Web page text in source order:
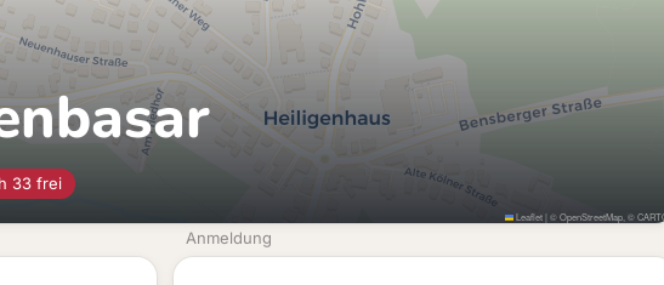
Anmeldung
33 frei
Leaflet|©OpenStreetMap , ©